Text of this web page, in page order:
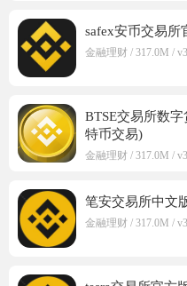
safex安币交易所
金融理财 / 317.0M /
BTSE交易所数
特币交易)
金融理财 / 317.0M /
笔安交易所中文
金融理财 / 317.0M /